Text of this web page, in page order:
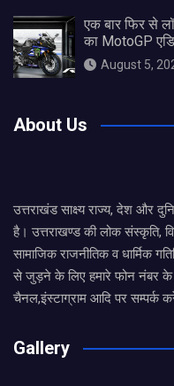
एक बार फिर से
का MotoGP
August 5,
About Us
उत्तराखंड साक्ष्य राज्य, देश और
है। उत्तराखण्ड की लोक संस्कृति,
सामाजिक राजनीतिक व धार्मिक
से जुड़ने के लिए हमारे फोन नंबर
चैनल,इंस्टाग्राम आदि पर सम्पर्क
Gallery